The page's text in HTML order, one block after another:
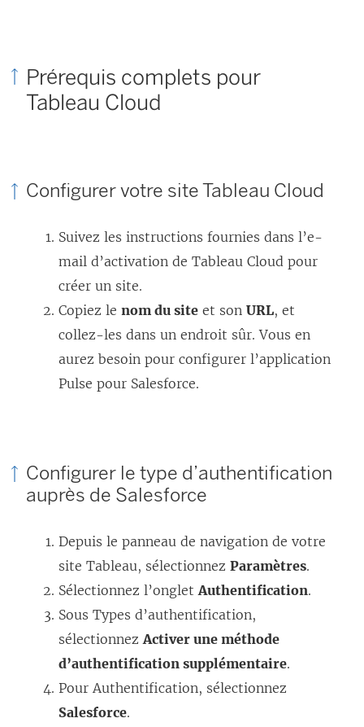
e
Prérequis complets pour
Tableau Cloud
Configurer votre site Tableau Cloud
Suivez les instructions fournies dans l’e-
mail d’activation de Tableau Cloud pour
créer un site.
Copiez le nom du site et son URL, et
collez-les dans un endroit sûr. Vous en
aurez besoin pour configurer l’application
Pulse pour Salesforce.
Configurer le type d’authentification
auprès de Salesforce
Depuis le panneau de navigation de votre
site Tableau, sélectionnez Paramètres.
Sélectionnez l’onglet Authentification.
Sous Types d’authentification,
sélectionnez Activer une méthode
d’authentification supplémentaire.
Pour Authentification, sélectionnez
Salesforce.